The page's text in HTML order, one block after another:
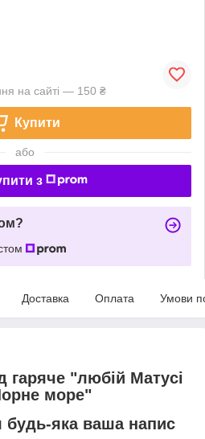
на сайті — 150 ₴
Купити
або
з
Доставка Оплата Умови
гаряче "любій Матусі
море"
будь-яка ваша напис